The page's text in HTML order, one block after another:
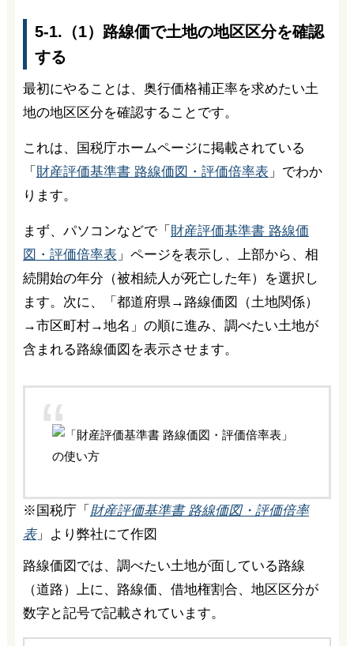
5-1.（1）路線価で土地の地区区分を確認
する
最初にやることは、奥行価格補正率を求めたい土
地の地区区分を確認することです。
これは、国税庁ホームページに掲載されている
「 財産評価基準書 路線価図・評価倍率表 」でわか
ります。
まず、パソコンなどで「 財産評価基準書 路線価
図・評価倍率表 」ページを表示し、上部から、相
続開始の年分（被相続人が死亡した年）を選択し
ます。次に、「都道府県→路線価図（土地関係）
→市区町村→地名」の順に進み、調べたい土地が
含まれる路線価図を表示させます。
※国税庁「 財産評価基準書 路線価図・評価倍率
表」より弊社にて作図
路線価図では、調べたい土地が面している路線
（道路）上に、路線価、借地権割合、地区区分が
数字と記号で記載されています。